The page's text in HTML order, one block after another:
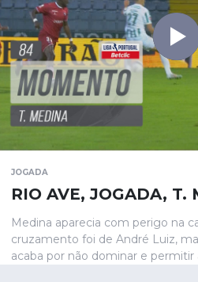
JOGADA
RIO AVE, JOGADA, T.
Medina aparecia com perigo na
cruzamento foi de André Luiz,
acaba por não dominar e permitir